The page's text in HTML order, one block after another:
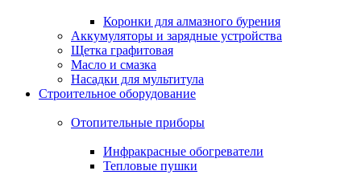
Коронки для алмазного бурения
Аккумуляторы и зарядные устройства
Щетка графитовая
Масло и смазка
Насадки для мультитула
Строительное оборудование
Отопительные приборы
Инфракрасные обогреватели
Тепловые пушки